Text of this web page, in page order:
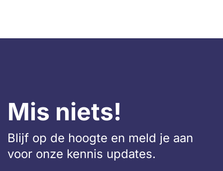
Mis niets!
Blijf op de hoogte en meld je aan
voor onze kennis updates.